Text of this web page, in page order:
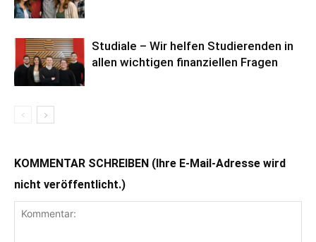
Studiale – Wir helfen Studierenden in
allen wichtigen finanziellen Fragen
KOMMENTAR SCHREIBEN (Ihre E-Mail-Adresse wird
nicht veröffentlicht.)